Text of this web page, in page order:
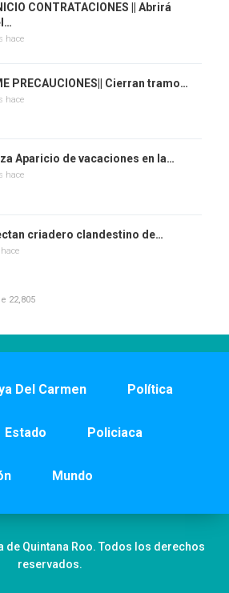
CONTRATACIONES || Abrirá
hace
PRECAUCIONES|| Cierran tramo…
hace
Aparicio de vacaciones en la…
hace
criadero clandestino de…
22,805
Del Carmen Política
Estado Policiaca
Mundo
de Quintana Roo. Todos los derechos
reservados.